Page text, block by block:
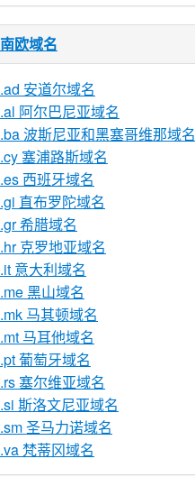
南欧域名
.ad 安道尔域名
.al 阿尔巴尼亚域名
.ba 波斯尼亚和黑塞哥维那域名
.cy 塞浦路斯域名
.es 西班牙域名
.gi 直布罗陀域名
.gr 希腊域名
.hr 克罗地亚域名
.it 意大利域名
.me 黑山域名
.mk 马其顿域名
.mt 马耳他域名
.pt 葡萄牙域名
.rs 塞尔维亚域名
.si 斯洛文尼亚域名
.sm 圣马力诺域名
.va 梵蒂冈域名